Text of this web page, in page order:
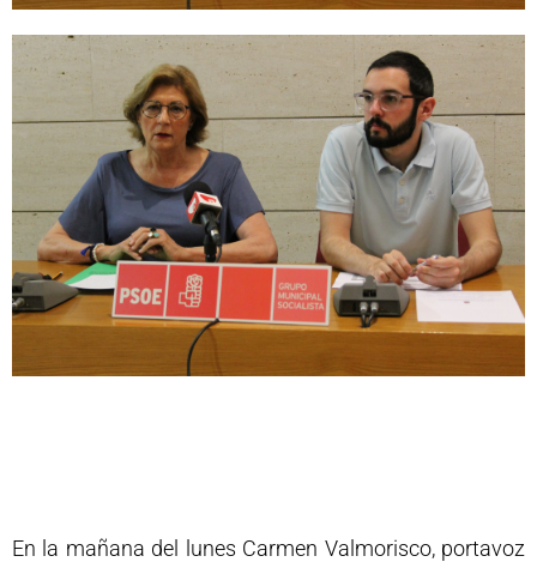
En la mañana del lunes Carmen Valmorisco, portavoz